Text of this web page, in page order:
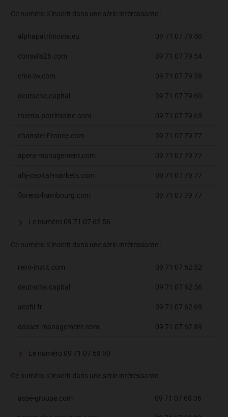
Ce numéro s’inscrit dans une série intéressante :
alphapatrimoine.eu 09 71 07 79 50
conseils26.com 09 71 07 79 54
cme-bv,com 09 71 07 79 58
deutsche.capital 09 71 07 79 60
themis-patrimoine.com 09 71 07 79 63
chanstel-France.com 09 71 07 79 77
apera-management,com 09 71 07 79 77
ahj-capital-markets.com 09 71 07 79 77
florens-hambourg.com 09 71 07 79 77
Le numéro 09 71 07 62 56
Ce numéro s’inscrit dans une série intéressante :
revo-instit.com 09 71 07 62 52
deutsche.capital 09 71 07 62 56
acofil.fr 09 71 07 62 69
dasset-management.com 09 71 07 62 89
Le numéro 09 71 07 68 90
Ce numéro s’inscrit dans une série intéressante :
asse-groupe.com 09 71 07 68 36